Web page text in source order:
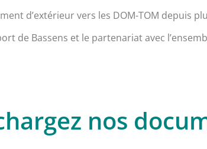
d’extérieur vers les DOM-TOM depuis
de Bassens et le partenariat avec
nos